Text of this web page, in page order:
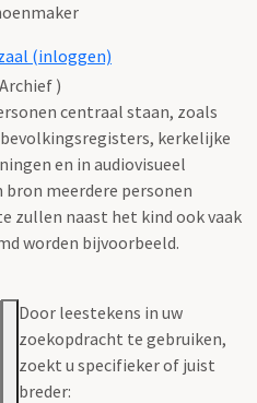
(inloggen)
)
centraal staan, zoals
kerkelijke
en in audiovisueel
bron meerdere personen
zullen naast het kind ook vaak
worden bijvoorbeeld.
Door leestekens in uw
zoekopdracht te gebruiken,
zoekt u specifieker of juist
breder: